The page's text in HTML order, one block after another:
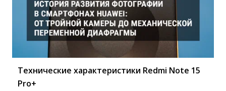
Технические характеристики Redmi Note 15
Pro+